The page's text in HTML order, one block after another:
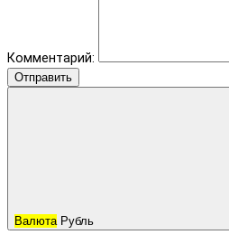
Комментарий:
Отправить
Валюта Рубль